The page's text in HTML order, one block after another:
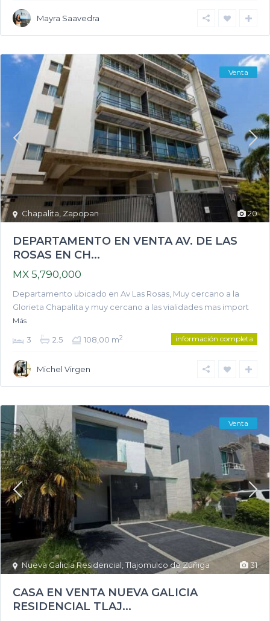
Mayra Saavedra
20
Chapalita, Zapopan
Venta
DEPARTAMENTO EN VENTA AV. DE LAS
ROSAS EN CH...
MX 5,790,000
Departamento ubicado en Av Las Rosas, Muy cercano a la
Glorieta Chapalita y muy cercano a las vialidades mas import
Más
3 2.5 108,00 m2 información completa
Michel Virgen
31
Nueva Galicia Residencial ,Tlajomulco de Zúñiga
Venta
CASA EN VENTA NUEVA GALICIA
RESIDENCIAL TLAJ...